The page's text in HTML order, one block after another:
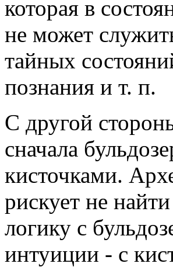
которая в
не может
тайных
познания и т. п.
С другой
сначала
кисточками.
рискует не
логику с
интуиции - с